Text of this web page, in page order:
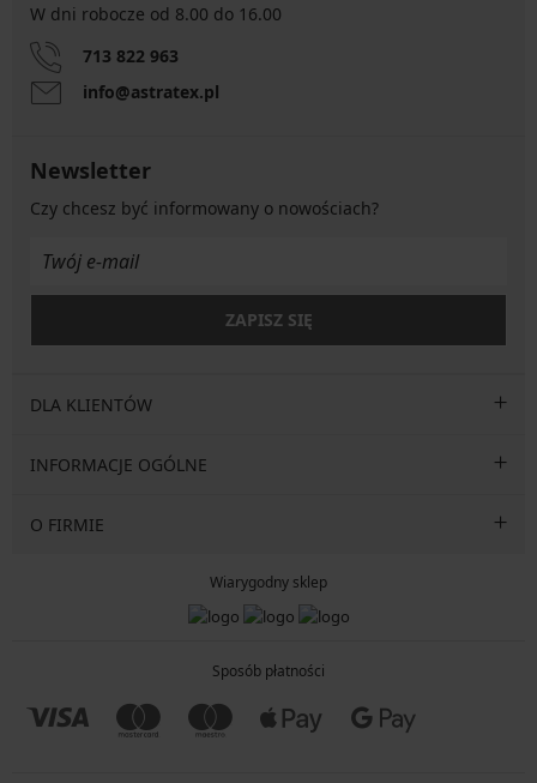
W dni robocze od 8.00 do 16.00
713 822 963
info@astratex.pl
Newsletter
Czy chcesz być informowany o nowościach?
ZAPISZ SIĘ
DLA KLIENTÓW
INFORMACJE OGÓLNE
O FIRMIE
Wiarygodny sklep
Sposób płatności